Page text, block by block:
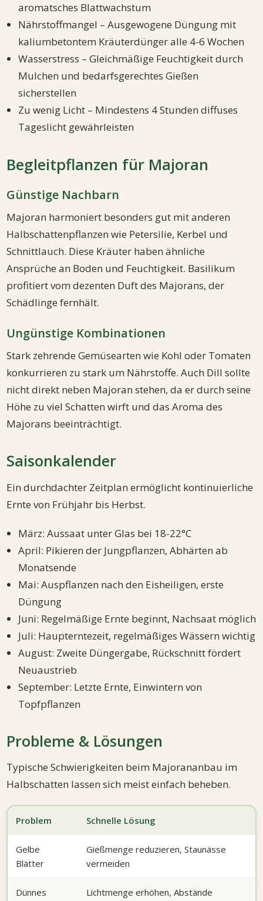
aromatsches Blattwachstum
Nährstoffmangel – Ausgewogene Düngung mit
kaliumbetontem Kräuterdünger alle 4-6 Wochen
Wasserstress – Gleichmäßige Feuchtigkeit durch
Mulchen und bedarfsgerechtes Gießen
sicherstellen
Zu wenig Licht – Mindestens 4 Stunden diffuses
Tageslicht gewährleisten
Begleitpflanzen für Majoran
Günstige Nachbarn
Majoran harmoniert besonders gut mit anderen
Halbschattenpflanzen wie Petersilie, Kerbel und
Schnittlauch. Diese Kräuter haben ähnliche
Ansprüche an Boden und Feuchtigkeit. Basilikum
profitiert vom dezenten Duft des Majorans, der
Schädlinge fernhält.
Ungünstige Kombinationen
Stark zehrende Gemüsearten wie Kohl oder Tomaten
konkurrieren zu stark um Nährstoffe. Auch Dill sollte
nicht direkt neben Majoran stehen, da er durch seine
Höhe zu viel Schatten wirft und das Aroma des
Majorans beeinträchtigt.
Saisonkalender
Ein durchdachter Zeitplan ermöglicht kontinuierliche
Ernte von Frühjahr bis Herbst.
März: Aussaat unter Glas bei 18-22°C
April: Pikieren der Jungpflanzen, Abhärten ab
Monatsende
Mai: Auspflanzen nach den Eisheiligen, erste
Düngung
Juni: Regelmäßige Ernte beginnt, Nachsaat möglich
Juli: Haupterntezeit, regelmäßiges Wässern wichtig
August: Zweite Düngergabe, Rückschnitt fördert
Neuaustrieb
September: Letzte Ernte, Einwintern von
Topfpflanzen
Probleme & Lösungen
Typische Schwierigkeiten beim Majorananbau im
Halbschatten lassen sich meist einfach beheben.
Problem Schnelle Lösung
Gelbe
Blätter
Gießmenge reduzieren, Staunässe
vermeiden
Dünnes
Lichtmenge erhöhen, Abstände